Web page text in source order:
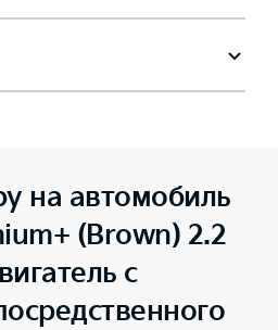
на автомобиль
(Brown) 2.2
с